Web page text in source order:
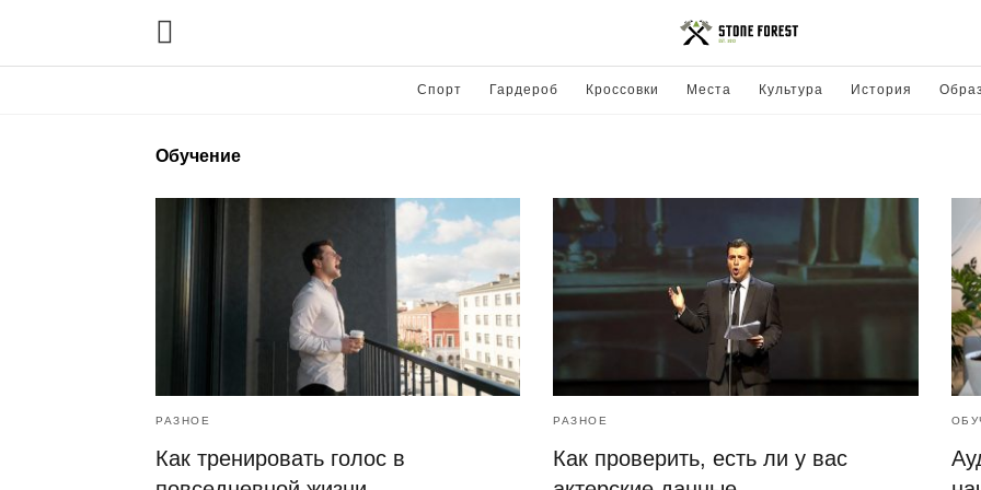
Спорт Гардероб Кроссовки Места Культура История
Обучение
РАЗНОЕ
Как тренировать голос в
РАЗНОЕ
Как проверить, есть ли у вас